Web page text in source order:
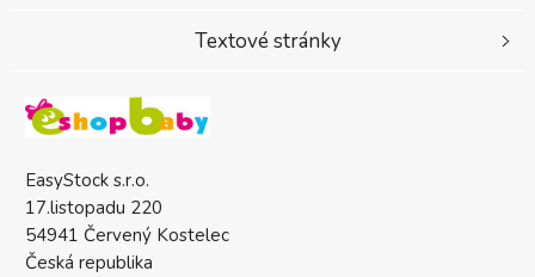
EasyStock s.r.o.
17.listopadu 220
54941 Červený Kostelec
Česká republika
Textové stránky